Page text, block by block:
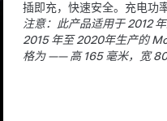
插即充，快速安全。充电功
注意：此产品适用于 2012
2015 年至 2020年生产的
格为 —— 高 165 毫米，宽